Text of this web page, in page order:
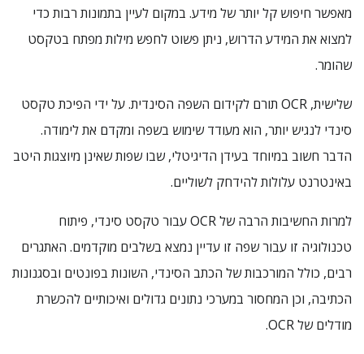
מאפשר חיפוש קל יותר של מידע. במקום לעיין בתמונות רבות כדי
למצוא את המידע הדרוש, ניתן פשוט לחפש מילות מפתח בטקסט
שהומר.
שלישית, OCR תורם לקידום השפה הסינדית. על ידי הפיכת טקסט
סינדי לנגיש יותר, הוא מעודד שימוש בשפה ומקדם את לימודה.
הדבר חשוב במיוחד בעידן הדיגיטלי, שבו שפות שאינן מיוצגות היטב
באינטרנט עלולות להידחק לשוליים.
למרות החשיבות הרבה של OCR עבור טקסט סינדי, פיתוח
טכנולוגיה זו עבור שפה זו עדיין נמצא בשלבים מוקדמים. האתגרים
רבים, כולל המורכבות של הכתב הסינדי, השונות בפונטים ובסגנונות
הכתיבה, וכן המחסור במערכי נתונים גדולים ואיכותיים להכשרת
מודלים של OCR.